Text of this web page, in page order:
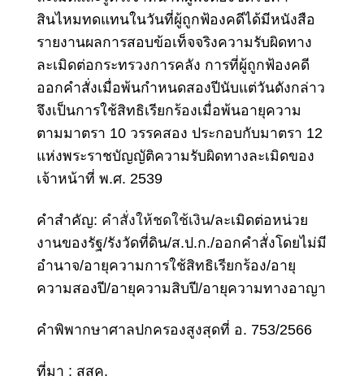
สินไหมทดแทนในวันที่ผู้ถูกฟ้องคดีได้มีหนังสือ
รายงานผลการสอบข้อเท็จจริงความรับผิดทาง
ละเมิดต่อกระทรวงการคลัง การที่ผู้ถูกฟ้องคดี
ออกคำสั่งเมื่อพ้นกำหนดสองปีนับแต่วันดังกล่าว
จึงเป็นการใช้สิทธิเรียกร้องเมื่อพ้นอายุความ
ตามมาตรา 10 วรรคสอง ประกอบกับมาตรา 12
แห่งพระราชบัญญัติความรับผิดทางละเมิดของ
เจ้าหน้าที่ พ.ศ. 2539
คำสำคัญ: คำสั่งให้ชดใช้เงิน/ละเมิดต่อหน่วย
งานของรัฐ/รังวัดที่ดิน/ส.ป.ก./ออกคำสั่งโดยไม่มี
อำนาจ/อายุความการใช้สิทธิเรียกร้อง/อายุ
ความสองปี/อายุความสิบปี/อายุความทางอาญา
คำพิพากษาศาลปกครองสูงสุดที่ อ. 753/2566
ที่มา : สสค.